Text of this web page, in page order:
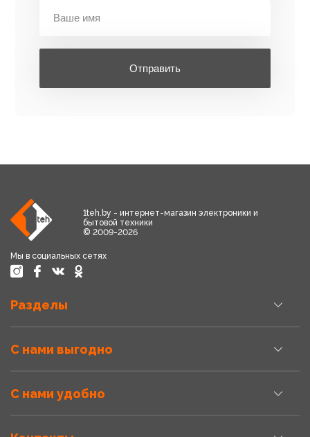
Отправить
1teh.by - интернет-магазин электроники и
бытовой техники
© 2009-2026
Мы в социальных сетях
Разделы
С нами выгодно
С нами удобно